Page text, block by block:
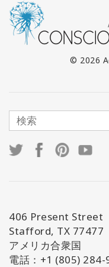
© 2026
406 Present Street
Stafford, TX 77477
アメリカ合衆国
電話：+1 (805) 284-